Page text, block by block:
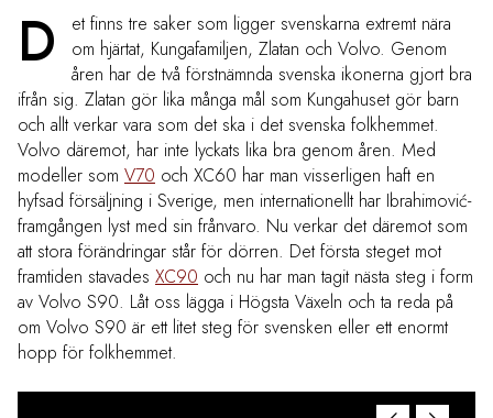
D
et finns tre saker som ligger svenskarna extremt nära
om hjärtat, Kungafamiljen, Zlatan och Volvo. Genom
åren har de två förstnämnda svenska ikonerna gjort bra
ifrån sig. Zlatan gör lika många mål som Kungahuset gör barn
och allt verkar vara som det ska i det svenska folkhemmet.
Volvo däremot, har inte lyckats lika bra genom åren. Med
modeller som V70 och XC60 har man visserligen haft en
hyfsad försäljning i Sverige, men internationellt har Ibrahimović-
framgången lyst med sin frånvaro. Nu verkar det däremot som
att stora förändringar står för dörren. Det första steget mot
framtiden stavades XC90 och nu har man tagit nästa steg i form
av Volvo S90. Låt oss lägga i Högsta Växeln och ta reda på
om Volvo S90 är ett litet steg för svensken eller ett enormt
hopp för folkhemmet.